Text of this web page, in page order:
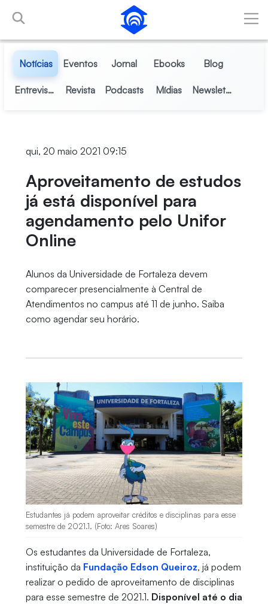
Pular para o Conteúdo principal
Notícias Eventos Jornal Ebooks Blog
Entrevistas Revista Podcasts Mídias Newsletter
qui, 20 maio 2021 09:15
Aproveitamento de estudos
já está disponível para
agendamento pelo Unifor
Online
Alunos da Universidade de Fortaleza devem
comparecer presencialmente à Central de
Atendimentos no campus até 11 de junho. Saiba
como agendar seu horário.
Estudantes já podem aproveitar créditos e disciplinas para esse
semestre de 2021.1. (Foto: Ares Soares)
Os estudantes da Universidade de Fortaleza,
instituição da Fundação Edson Queiroz, já podem
realizar o pedido de aproveitamento de disciplinas
para esse semestre de 2021.1. Disponível até o dia